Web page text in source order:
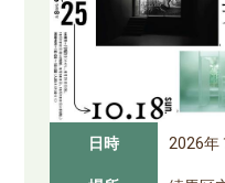
日時
2026年